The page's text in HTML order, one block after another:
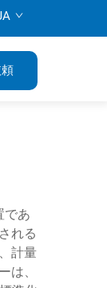
であ
れる
計量
は、